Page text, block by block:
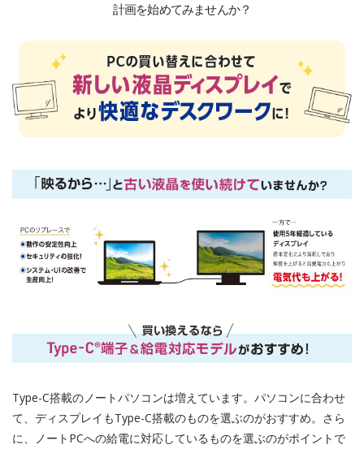
計画を始めてみませんか？
Type-C搭載のノートパソコンは増えています。パソコンに合わせ
て、ディスプレイもType-C搭載のものを選ぶのがおすすめ。さら
に、ノートPCへの給電に対応しているものを選ぶのがポイントで